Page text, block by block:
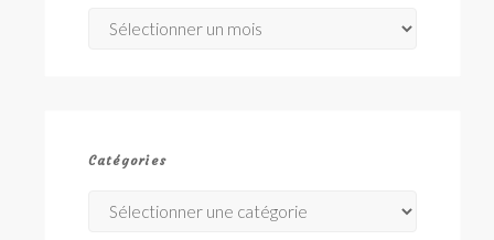
Catégories